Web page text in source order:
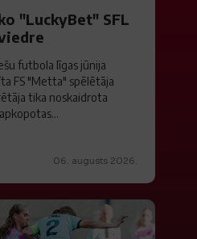
"LuckyBet" SFL
futbola līgas jūnija
FS "Metta" spēlētāja
tika noskaidrota
06. augusts 2026.